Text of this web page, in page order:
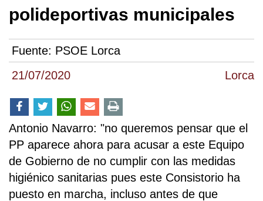
21/07/2020 Lorca
polideportivas municipales
Fuente: PSOE Lorca
Antonio Navarro: "no queremos pensar que el
PP aparece ahora para acusar a este Equipo
de Gobierno de no cumplir con las medidas
higiénico sanitarias pues este Consistorio ha
puesto en marcha, incluso antes de que